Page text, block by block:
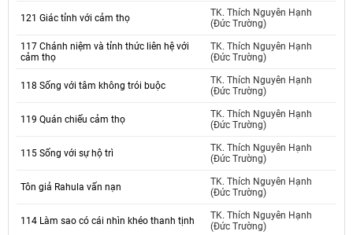
121 Giác tỉnh với cảm thọ
TK. Thích Nguyên Hạnh
(Đức Trường)
117 Chánh niệm và tỉnh thức liên hệ với
cảm thọ
TK. Thích Nguyên Hạnh
(Đức Trường)
118 Sống với tâm không trói buộc
TK. Thích Nguyên Hạnh
(Đức Trường)
119 Quán chiếu cảm thọ
TK. Thích Nguyên Hạnh
(Đức Trường)
115 Sống với sự hộ trì
TK. Thích Nguyên Hạnh
(Đức Trường)
Tôn giả Rahula vấn nạn
TK. Thích Nguyên Hạnh
(Đức Trường)
114 Làm sao có cái nhìn khéo thanh tịnh
TK. Thích Nguyên Hạnh
(Đức Trường)